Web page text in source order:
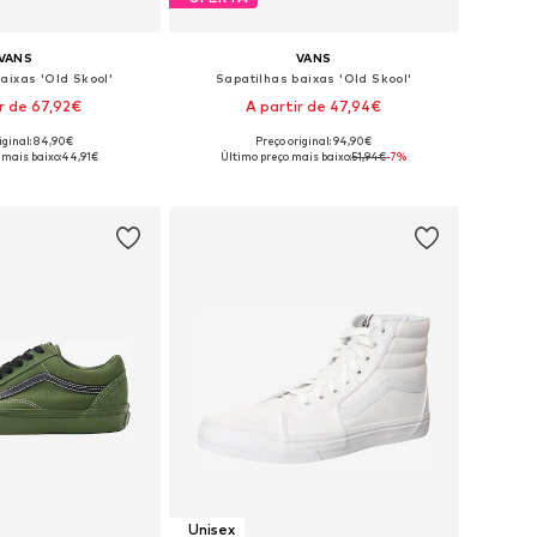
'Old Skool'
de 67,92€
+ 6
vários tamanhos
84,90€
baixo:44,91€
VANS
Sapatilhas baixas 'Old Skool'
A partir de 47,94€
+13
Disponível em vários tamanhos
Preço original: 94,90€
Último preço mais baixo:51,94€-7%
Unisex